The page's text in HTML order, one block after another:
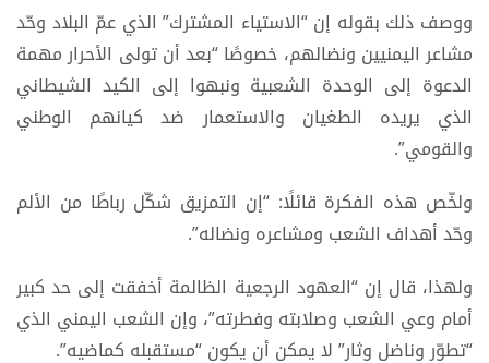
ووصف ذلك بقوله إن “الاستياء المشترك” الذي عمّ البلاد وحّد
مشاعر اليمنيين ونضالهم، خصوصًا “بعد أن تولى الأحرار مهمة
الدعوة إلى الوحدة الشعبية ونبهوا إلى الكيد الشيطاني
الذي يريده الطغيان والاستعمار ضد كيانهم الوطني
والقومي”.
ولخّص هذه الفكرة قائلًا: “إن التمزيق شكّل رباطًا من الألم
وحّد أهداف الشعب ومشاعره ونضاله”.
ولهذا، قال إن “العهود الرجعية الظالمة أخفقت إلى حد كبير
أمام وعي الشعب وصلابته وفطرته”، وإن الشعب اليمني الذي
“تطوّر وناضل وثار” لا يمكن أن يكون “مستقبله كماضيه”.